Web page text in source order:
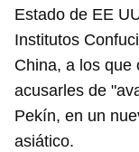
Estado de EE
Institutos
China, a los que
acusarles de
Pekín, en un
asiático.